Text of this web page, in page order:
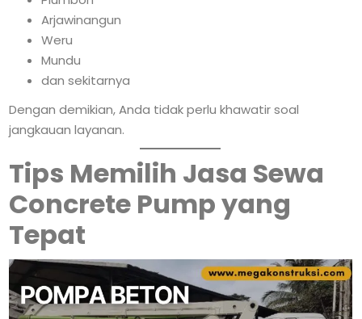
Arjawinangun
Weru
Mundu
dan sekitarnya
Dengan demikian, Anda tidak perlu khawatir soal
jangkauan layanan.
Tips Memilih Jasa Sewa
Concrete Pump yang
Tepat